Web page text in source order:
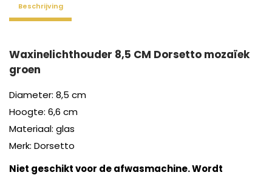
Beschrijving
Waxinelichthouder 8,5 CM Dorsetto mozaïek
groen
Diameter: 8,5 cm
Hoogte: 6,6 cm
Materiaal: glas
Merk: Dorsetto
Niet geschikt voor de afwasmachine. Wordt